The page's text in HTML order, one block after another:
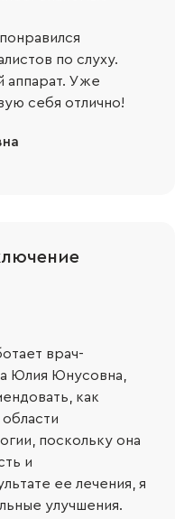
по слуху.
аппарат. Уже
себя отлично!
врач-
Юлия Юнусовна,
как
поскольку она
и
ее лечения, я
улучшения.